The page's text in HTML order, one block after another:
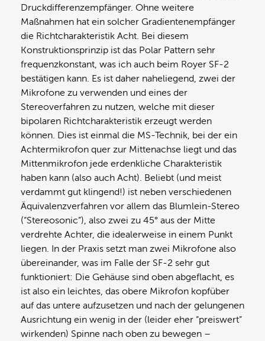
Druckdifferenzempfänger. Ohne weitere
Maßnahmen hat ein solcher Gradientenempfänger
die Richtcharakteristik Acht. Bei diesem
Konstruktionsprinzip ist das Polar Pattern sehr
frequenzkonstant, was ich auch beim Royer SF-2
bestätigen kann. Es ist daher naheliegend, zwei der
Mikrofone zu verwenden und eines der
Stereoverfahren zu nutzen, welche mit dieser
bipolaren Richtcharakteristik erzeugt werden
können. Dies ist einmal die MS-Technik, bei der ein
Achtermikrofon quer zur Mittenachse liegt und das
Mittenmikrofon jede erdenkliche Charakteristik
haben kann (also auch Acht). Beliebt (und meist
verdammt gut klingend!) ist neben verschiedenen
Äquivalenzverfahren vor allem das Blumlein-Stereo
(“Stereosonic”), also zwei zu 45° aus der Mitte
verdrehte Achter, die idealerweise in einem Punkt
liegen. In der Praxis setzt man zwei Mikrofone also
übereinander, was im Falle der SF-2 sehr gut
funktioniert: Die Gehäuse sind oben abgeflacht, es
ist also ein leichtes, das obere Mikrofon kopfüber
auf das untere aufzusetzen und nach der gelungenen
Ausrichtung ein wenig in der (leider eher “preiswert”
wirkenden) Spinne nach oben zu bewegen –